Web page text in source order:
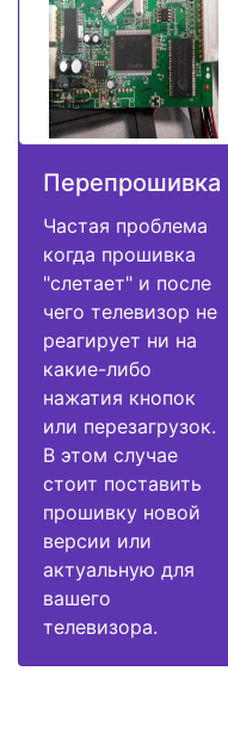
Перепрошивка
Частая проблема
когда прошивка
"слетает" и после
чего телевизор не
реагирует ни на
какие-либо
нажатия кнопок
или перезагрузок.
В этом случае
стоит поставить
прошивку новой
версии или
актуальную для
вашего
телевизора.